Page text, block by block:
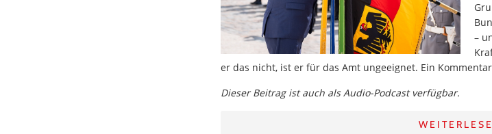
–
er das nicht, ist er für das Amt ungeeignet. Ein
Dieser Beitrag ist auch als Audio-Podcast verfügbar.